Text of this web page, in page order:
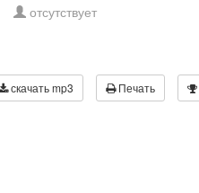
отсутствует
скачать mp3 Печать